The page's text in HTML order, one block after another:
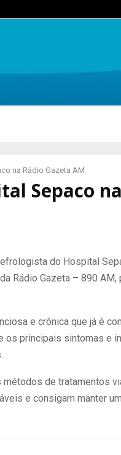
na Rádio Gazeta AM
Sepaco
do Hospital
Rádio Gazeta – 890
e crônica que já é
os principais sintomas e
de tratamentos
e consigam manter